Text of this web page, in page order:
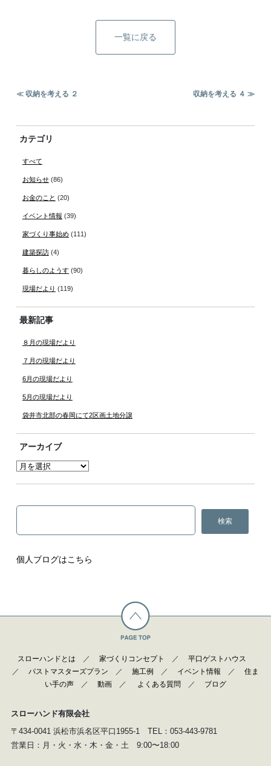
一覧に戻る
≪ 収納を考える ２ 収納を考える ４ ≫
カテゴリ
すべて
お知らせ(86)
お金のこと (20)
イベント情報 (39)
家づくり事始め(111)
建築探訪(4)
暮らしのようす(90)
現場だより (119)
最新記事
８月の現場だより
７月の現場だより
6月の現場だより
5月の現場だより
袋井市北部の春岡にて2区画土地分譲
アーカイブ
個人ブログはこちら
スローハンドとは ／ 家づくりコンセプト ／ 平口ゲストハウス
／ パストマスターズプラン ／ 施工例 ／ イベント情報 ／ 住ま
い手の声 ／ 動画 ／ よくある質問 ／ ブログ
スローハンド有限会社
〒434-0041 浜松市浜名区平口1955-1 TEL：053-443-9781
営業日：月・火・水・木・金・土 9:00〜18:00